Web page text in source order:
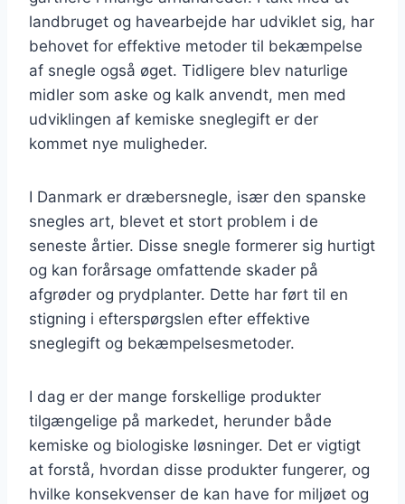
landbruget og havearbejde har udviklet sig, har
behovet for effektive metoder til bekæmpelse
af snegle også øget. Tidligere blev naturlige
midler som aske og kalk anvendt, men med
udviklingen af kemiske sneglegift er der
kommet nye muligheder.
I Danmark er dræbersnegle, især den spanske
snegles art, blevet et stort problem i de
seneste årtier. Disse snegle formerer sig hurtigt
og kan forårsage omfattende skader på
afgrøder og prydplanter. Dette har ført til en
stigning i efterspørgslen efter effektive
sneglegift og bekæmpelsesmetoder.
I dag er der mange forskellige produkter
tilgængelige på markedet, herunder både
kemiske og biologiske løsninger. Det er vigtigt
at forstå, hvordan disse produkter fungerer, og
hvilke konsekvenser de kan have for miljøet og